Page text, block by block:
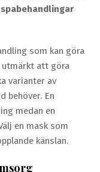
som kan göra
utmärkt att göra
varianter av
behöver. En
medan en
en mask som
känslan.